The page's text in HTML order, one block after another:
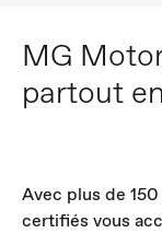
MG
partout
Avec plus de
certifiés vous